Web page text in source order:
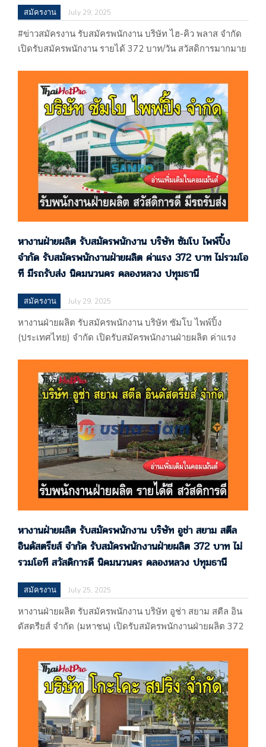
สมัครงาน July 29, 2025
#ข่าวสมัครงาน รับสมัครพนักงาน บริษัท ไฮ-คิว พลาส จำกัด
เปิดรับสมัครพนักงาน รายได้ 372 บาท/วัน สวัสดิการมากมาย
แฟคตอรี่ ตำบล คลองหนึ่ง อำเภอคลองหลวง ปทุมธานี
12120 (ผลิตผลิตภัณฑ์พลาสติก)…
หางานฝ่ายผลิต รับสมัครพนักงาน บริษัท ซัมโบ ไพพ์ปิ้ง
จำกัด รับสมัครพนักงานฝ่ายผลิต ค่าแรง 372 บาท ไม่รวมโอ
ที มีรถรับส่ง นิคมนวนคร คลองหลวง ปทุมธานี
สมัครงาน July 29, 2025
หางานฝ่ายผลิต รับสมัครพนักงาน บริษัท ซัมโบ ไพพ์ปิ้ง
(ประเทศไทย) จำกัด เปิดรับสมัครพนักงานฝ่ายผลิต ค่าแรง
จำกัด 55/188 หมู่ที่ 13 ตำบลคลองหนึ่ง อำเภอคลองหลวง
จ.ปทุมธานี (ผลิตทองแดงและผลิตภัณฑ์ทองแดง) แผนที่
: https://maps.app.goo.gl/6opQeCQAAq86afzp9 รับโดย :
บริษัท เสาวภา ซิสเต็ม…
หางานฝ่ายผลิต รับสมัครพนักงาน บริษัท อูช่า สยาม สตีล
อินดัสตรียส์ จำกัด รับสมัครพนักงานฝ่ายผลิต 372 บาท ไม่
รวมโอที สวัสดิการดี นิคมนวนคร คลองหลวง ปทุมธานี
สมัครงาน July 25, 2025
หางานฝ่ายผลิต รับสมัครพนักงาน บริษัท อูช่า สยาม สตีล อิน
ดัสตรียส์ จำกัด (มหาชน) เปิดรับสมัครพนักงานฝ่ายผลิต 372
นคร คลองหลวง ปทุมธานี บริษัท อูช่า สยาม สตีล อินดัสตรี
ยส์ จำกัด (มหาชน) โรงงาน 101/46 ม.20 นิคมอุตสาหกรรม
นวนคร 1 ถนนพหลโยธิน ตำบลคลองหนึ่ง อำเภอคลองหลวง
จังหวัดปทุมธานี 12120 (อุตสาหกรรมเหล็กเส้น ลวดสลิง)…